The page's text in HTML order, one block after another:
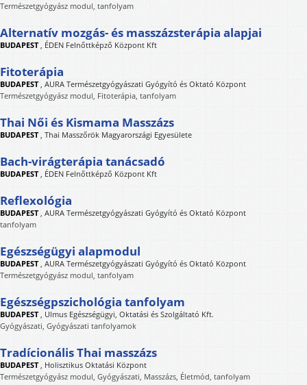
Természetgyógyász modul, tanfolyam
Alternatív mozgás- és masszázsterápia alapjai
BUDAPEST, ÉDEN Felnőttképző Központ Kft
Fitoterápia
BUDAPEST, AURA Természetgyógyászati Gyógyító és Oktató Központ
Természetgyógyász modul, Fitoterápia, tanfolyam
Thai Női és Kismama Masszázs
BUDAPEST, Thai Masszőrök Magyarországi Egyesülete
Bach-virágterápia tanácsadó
BUDAPEST, ÉDEN Felnőttképző Központ Kft
Reflexológia
BUDAPEST, AURA Természetgyógyászati Gyógyító és Oktató Központ
tanfolyam
Egészségügyi alapmodul
BUDAPEST, AURA Természetgyógyászati Gyógyító és Oktató Központ
Természetgyógyász modul, tanfolyam
Egészségpszichológia tanfolyam
BUDAPEST, Ulmus Egészségügyi, Oktatási és Szolgáltató Kft.
Gyógyászati, Gyógyászati tanfolyamok
Tradícionális Thai masszázs
BUDAPEST, Holisztikus Oktatási Központ
Természetgyógyász modul, Gyógyászati, Masszázs, Életmód, tanfolyam